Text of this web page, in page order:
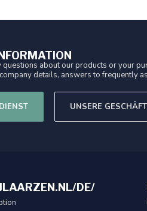
questions about our products or your
details, answers to frequently
UNSERE
DE/